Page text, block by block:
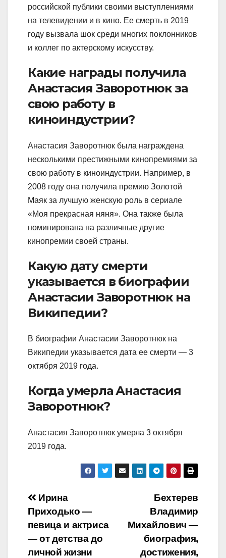
российской публики своими выступлениями
на телевидении и в кино. Ее смерть в 2019
году вызвала шок среди многих поклонников
и коллег по актерскому искусству.
Какие награды получила
Анастасия Заворотнюк за
свою работу в
киноиндустрии?
Анастасия Заворотнюк была награждена
несколькими престижными кинопремиями за
свою работу в киноиндустрии. Например, в
2008 году она получила премию Золотой
Маяк за лучшую женскую роль в сериале
«Моя прекрасная няня». Она также была
номинирована на различные другие
кинопремии своей страны.
Какую дату смерти
указывается в биографии
Анастасии Заворотнюк на
Википедии?
В биографии Анастасии Заворотнюк на
Википедии указывается дата ее смерти — 3
октября 2019 года.
Когда умерла Анастасия
Заворотнюк?
Анастасия Заворотнюк умерла 3 октября
2019 года.
Навигация
по
записям
Бехтерев
Владимир
Михайлович —
биография,
достижения,
Ирина
Приходько —
певица и актриса
— от детства до
личной жизни